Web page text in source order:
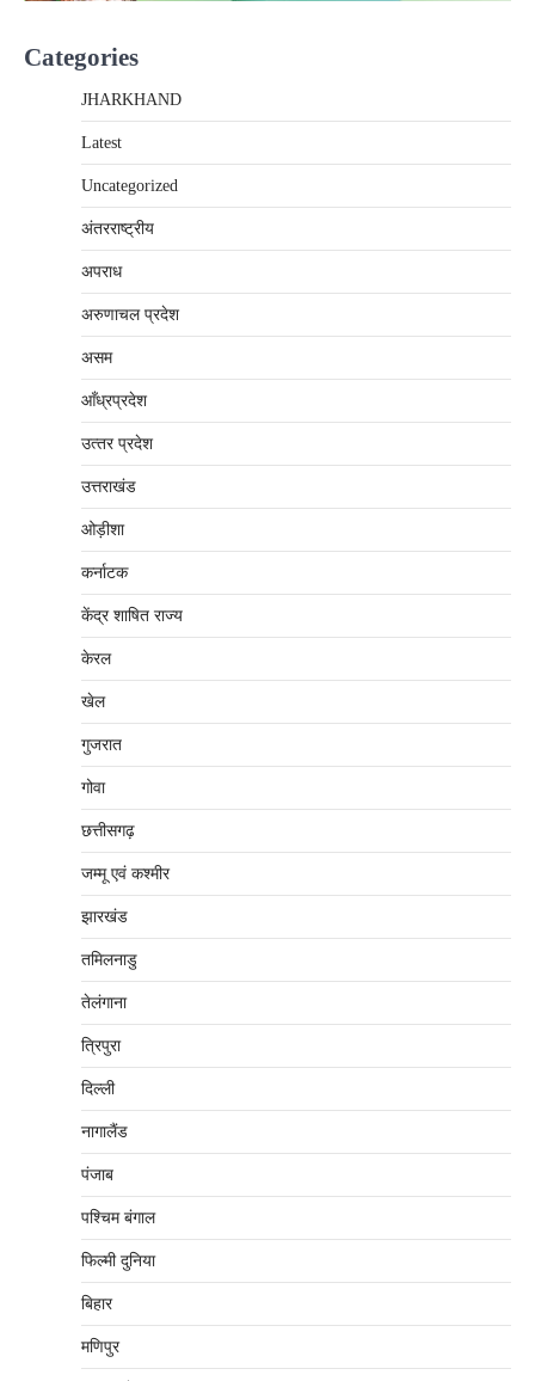
Categories
JHARKHAND
Latest
Uncategorized
अंतरराष्‍ट्रीय
अपराध
अरुणाचल प्रदेश
असम
आँध्रप्रदेश
उत्‍तर प्रदेश
उत्तराखंड
ओड़ीशा
कर्नाटक
केंद्र शाषित राज्य
केरल
खेल
गुजरात
गोवा
छत्तीसगढ़
जम्‍मू एवं कश्‍मीर
झारखंड
तमिलनाडु
तेलंगाना
त्रिपुरा
दिल्‍ली
नागालैंड
पंजाब
पश्चिम बंगाल
फिल्मी दुनिया
बिहार
मणिपुर